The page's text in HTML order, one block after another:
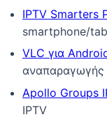
IPTV Smarters
smartphone/
VLC για
αναπαραγωγής
Apollo Groups
IPTV